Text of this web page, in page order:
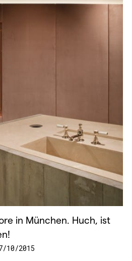
in München. Huch, ist
10/2015